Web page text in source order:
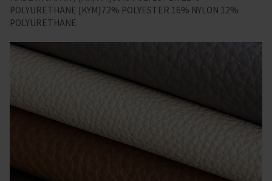
POLYURETHANE [KYM]72% POLYESTER 16% NYLON 12%
POLYURETHANE